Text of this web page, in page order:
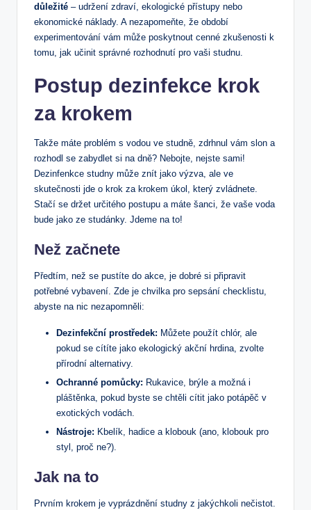
důležité – udržení zdraví, ekologické přístupy nebo
ekonomické náklady. A nezapomeňte, že období
experimentování vám může poskytnout cenné zkušenosti k
tomu, jak učinit správné rozhodnutí pro vaši studnu.
Postup dezinfekce krok
za krokem
Takže máte problém s vodou ve studně, zdrhnul vám slon a
rozhodl se zabydlet si na dně? Nebojte, nejste sami!
Dezinfenkce studny může znít jako výzva, ale ve
skutečnosti jde o krok za krokem úkol, který zvládnete.
Stačí se držet určitého postupu a máte šanci, že vaše voda
bude jako ze studánky. Jdeme na to!
Než začnete
Předtím, než se pustíte do akce, je dobré si připravit
potřebné vybavení. Zde je chvilka pro sepsání checklistu,
abyste na nic nezapomněli:
Dezinfekční prostředek: Můžete použít chlór, ale
pokud se cítíte jako ekologický akční hrdina, zvolte
přírodní alternativy.
Ochranné pomůcky: Rukavice, brýle a možná i
pláštěnka, pokud byste se chtěli cítit jako potápěč v
exotických vodách.
Nástroje: Kbelík, hadice a klobouk (ano, klobouk pro
styl, proč ne?).
Jak na to
Prvním krokem je vyprázdnění studny z jakýchkoli nečistot.